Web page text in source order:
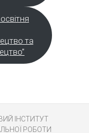
та
ІНСТИТУТ
РОБОТИ